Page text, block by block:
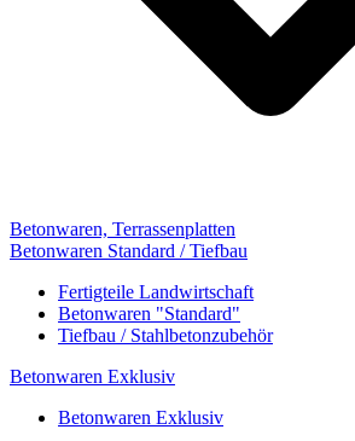
Betonwaren, Terrassenplatten
Betonwaren Standard / Tiefbau
Fertigteile Landwirtschaft
Betonwaren "Standard"
Tiefbau / Stahlbetonzubehör
Betonwaren Exklusiv
Betonwaren Exklusiv